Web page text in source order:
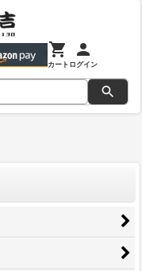
カートログイン